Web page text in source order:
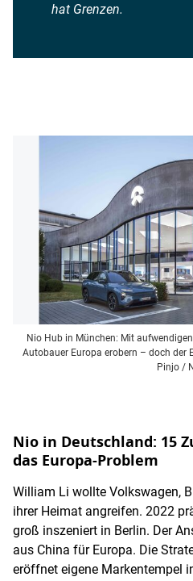
hat Grenzen.
Nio Hub in München: Mit
Autobauer Europa erobern – doch der
Pinjo /
Nio in Deutschland: 15
das Europa-Problem
William Li wollte Volkswagen,
ihrer Heimat angreifen. 2022
groß inszeniert in Berlin. Der
aus China für Europa. Die
eröffnet eigene Markentempel